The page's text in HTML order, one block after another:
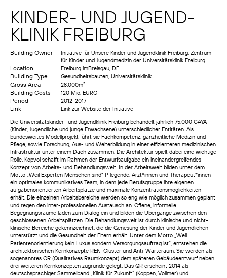
KINDER- UND JUGEND­
KLINIK FREIBURG
Building Owner
Initiative für Unsere Kinder und Jugendklinik Freiburg, Zentrum
für Kinder und Jugendmedizin der Universitätsklinik Freiburg
Location Freiburg imBreisgau, DE
Building Type Gesundheitsbauten, Universitätsklinik
Gross Area 28.000m²
Building Costs 120 Mio. EURO
Period 2012-2017
Link Link zur Website der Initiative
Die Universitätskinder- und Jugendklinik Freiburg behandelt jährlich 75.000 CAYA
(Kinder, Jugendliche und junge Erwachsene) unterschiedlicher Entitäten. Als
bundesweites Modellprojekt führt sie Fachkompetenz, ganzheitliche Medizin und
Pflege, sowie Forschung, Aus- und Weiterbildung in einer effizienteren medizinischen
Infrastruktur unter einem Dach zusammen. Die Architektur spielt dabei eine wichtige
Rolle. Kopvol schafft im Rahmen der Entwurfsaufgabe ein ineinandergreifendes
Konzept von Arbeits- und Behandlungswelt. In der Arbeitswelt bilden unter dem
Motto „Weil Experten Menschen sind“ Pflegende, Ärzt*innen und Therapeut*innen
ein optimales kommunikatives Team, in dem jede Berufsgruppe ihre eigenen
aufgabenorientierten Arbeitsplätze und maximale Konzentrationsmöglichkeiten
erhält. Die einzelnen Arbeitsbereiche werden so eng wie möglich zusammen geplant
und regen den inter-professionellen Austausch an. Offene, informelle
Begegnungsräume laden zum Dialog ein und bilden die Übergänge zwischen den
geschlossenen Arbeitsplätzen. Die Behandlungswelt ist durch klinische und nicht-
klinische Bereiche gekennzeichnet, die die Genesung der Kinder und Jugendlichen
unterstützt und die Gesundheit der Eltern erhält. Unter dem Motto „Weil
Patientenorientierung kein Luxus sondern Versorgungsauftrag ist“, entstehen die
architektonischen Kernkonzepte REN-Cluster und Anti-Warteraum. Sie werden als
sogenanntes QR (Qualitatives Raumkonzept) dem späteren Gebäudeentwurf neben
drei weiteren Kernkonzepten zugrunde gelegt. Das QR erscheint 2014 als
deutschsprachiger Sammelband „Klinik für Zukunft“ (Koppen, Vollmer) und